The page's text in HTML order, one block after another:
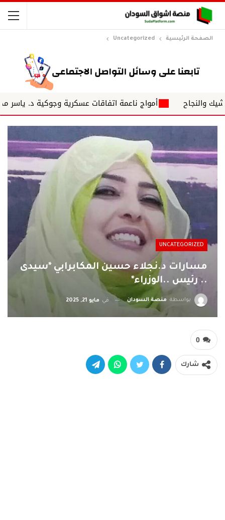
الصفحة الرئيسية Uncategorized
أمواج ناعمة اتفاقات عسكرية وجوكية د. ياسر محجوب
UNCATEGORIZED
مسارات د.نجلاء حسين المكابرابي *سيدى
.. رئيس ..الوزراء*
بواسطة منصة السودان في مايو 21, 2025
0
شارك